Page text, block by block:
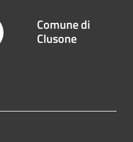
Comune di
Clusone